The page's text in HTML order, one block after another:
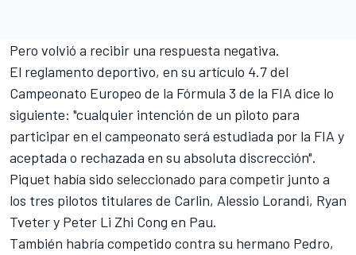
Pero volvió a recibir una respuesta negativa.
El reglamento deportivo, en su artículo 4.7 del
Campeonato Europeo de la Fórmula 3 de la FIA dice lo
siguiente: "cualquier intención de un piloto para
participar en el campeonato será estudiada por la FIA y
aceptada o rechazada en su absoluta discrección".
Piquet había sido seleccionado para competir junto a
los tres pilotos titulares de Carlin, Alessio Lorandi, Ryan
Tveter y Peter Li Zhi Cong en Pau.
También habría competido contra su hermano Pedro,